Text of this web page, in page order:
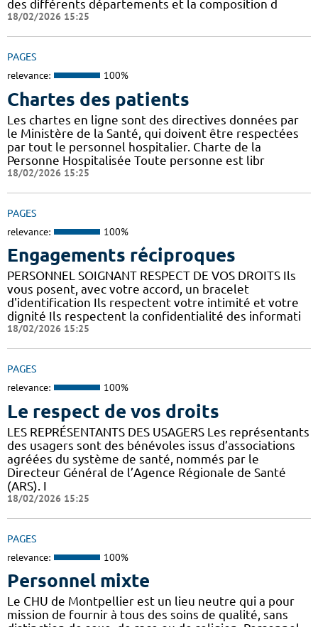
des différents départements et la composition d
18/02/2026 15:25
PAGES
relevance: 100%
Chartes des patients
Les chartes en ligne sont des directives données par
le Ministère de la Santé, qui doivent être respectées
par tout le personnel hospitalier. Charte de la
Personne Hospitalisée Toute personne est libr
18/02/2026 15:25
PAGES
relevance: 100%
Engagements réciproques
PERSONNEL SOIGNANT RESPECT DE VOS DROITS Ils
vous posent, avec votre accord, un bracelet
d'identification Ils respectent votre intimité et votre
dignité Ils respectent la confidentialité des informati
18/02/2026 15:25
PAGES
relevance: 100%
Le respect de vos droits
LES REPRÉSENTANTS DES USAGERS Les représentants
des usagers sont des bénévoles issus d’associations
agréées du système de santé, nommés par le
Directeur Général de l’Agence Régionale de Santé
(ARS). I
18/02/2026 15:25
PAGES
relevance: 100%
Personnel mixte
Le CHU de Montpellier est un lieu neutre qui a pour
mission de fournir à tous des soins de qualité, sans